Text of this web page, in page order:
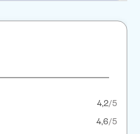
4,2/5
4,6/5